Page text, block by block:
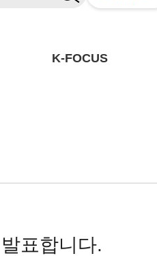
K-FOCUS
표합니다.